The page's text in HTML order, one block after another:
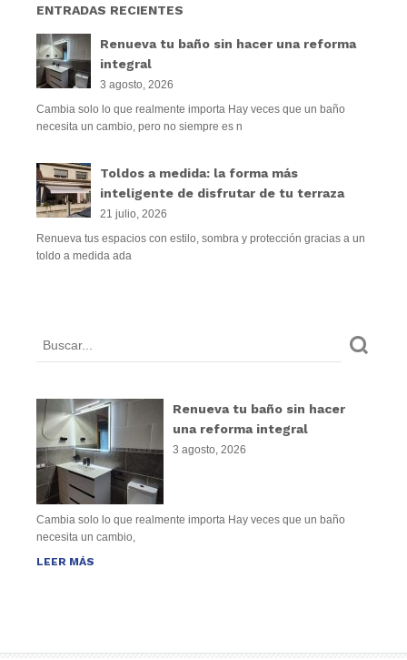
ENTRADAS RECIENTES
Renueva tu baño sin hacer una reforma
integral
3 agosto, 2026
Cambia solo lo que realmente importa Hay veces que un baño
necesita un cambio, pero no siempre es n
Toldos a medida: la forma más
inteligente de disfrutar de tu terraza
21 julio, 2026
Renueva tus espacios con estilo, sombra y protección gracias a un
toldo a medida ada
Renueva tu baño sin hacer
una reforma integral
3 agosto, 2026
Cambia solo lo que realmente importa Hay veces que un baño
necesita un cambio,
LEER MÁS